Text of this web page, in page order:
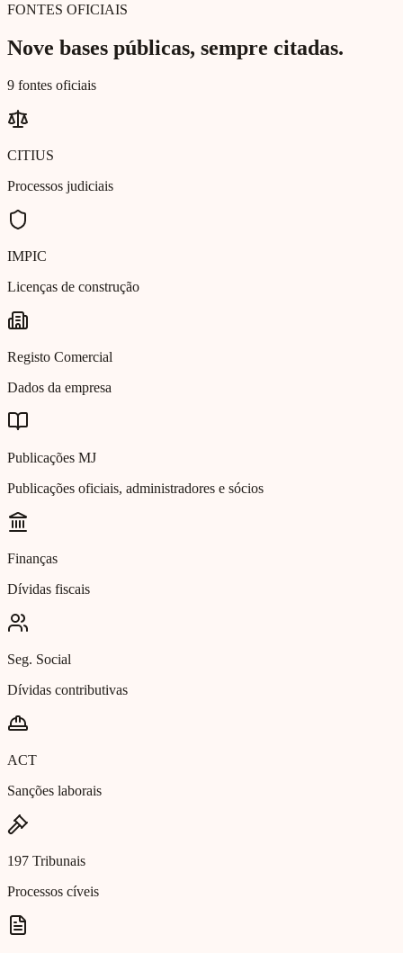
FONTES OFICIAIS
Nove bases públicas, sempre citadas.
9 fontes oficiais
CITIUS
Processos judiciais
IMPIC
Licenças de construção
Registo Comercial
Dados da empresa
Publicações MJ
Publicações oficiais, administradores e sócios
Finanças
Dívidas fiscais
Seg. Social
Dívidas contributivas
ACT
Sanções laborais
197 Tribunais
Processos cíveis